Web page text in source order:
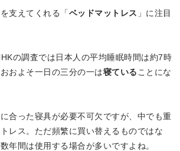
支えてくれる「ベッドマットレス 」に注目
の調査では日本人の平均睡眠時間は約7時
およそ一日の三分の一は寝ている ことにな
合った寝具が必要不可欠ですが、中でも重
レス。ただ頻繁に買い替えるものではな
年間は使用する場合が多いですよね。